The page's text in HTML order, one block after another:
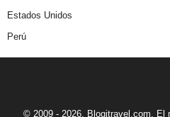
Estados Unidos
Perú
© 2009 - 2026. Blogitravel.com. El